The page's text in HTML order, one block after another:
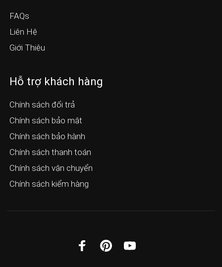
FAQs
Liên Hệ
Giới Thiệu
Hỗ trợ khách hàng
Chính sách đổi trả
Chính sách bảo mật
Chính sách bảo hành
Chính sách thanh toán
Chính sách vận chuyển
Chính sách kiểm hàng